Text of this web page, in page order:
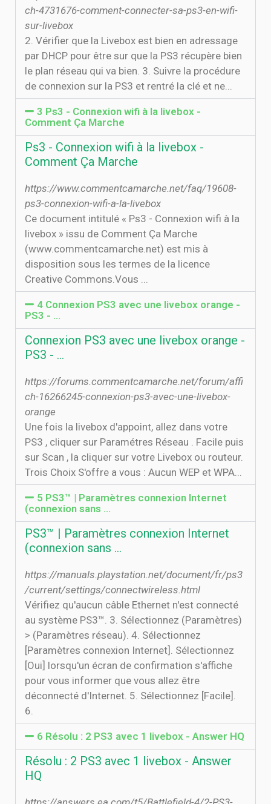
ch-4731676-comment-connecter-sa-ps3-en-wifi-
sur-livebox
2. Vérifier que la Livebox est bien en adressage
par DHCP pour être sur que la PS3 récupère bien
le plan réseau qui va bien. 3. Suivre la procédure
de connexion sur la PS3 et rentré la clé et ne...
3 Ps3 - Connexion wifi à la livebox -
Comment Ça Marche
Ps3 - Connexion wifi à la livebox -
Comment Ça Marche
https://www.commentcamarche.net/faq/19608-
ps3-connexion-wifi-a-la-livebox
Ce document intitulé « Ps3 - Connexion wifi à la
livebox » issu de Comment Ça Marche
(www.commentcamarche.net) est mis à
disposition sous les termes de la licence
Creative Commons.Vous ...
4 Connexion PS3 avec une livebox orange -
PS3 - …
Connexion PS3 avec une livebox orange -
PS3 - …
https://forums.commentcamarche.net/forum/affi
ch-16266245-connexion-ps3-avec-une-livebox-
orange
Une fois la livebox d'appoint, allez dans votre
PS3 , cliquer sur Paramétres Réseau . Facile puis
sur Scan , la cliquer sur votre Livebox ou routeur.
Trois Choix S'offre a vous : Aucun WEP et WPA...
5 PS3™ | Paramètres connexion Internet
(connexion sans …
PS3™ | Paramètres connexion Internet
(connexion sans …
https://manuals.playstation.net/document/fr/ps3
/current/settings/connectwireless.html
Vérifiez qu'aucun câble Ethernet n'est connecté
au système PS3™. 3. Sélectionnez (Paramètres)
> (Paramètres réseau). 4. Sélectionnez
[Paramètres connexion Internet]. Sélectionnez
[Oui] lorsqu'un écran de confirmation s'affiche
pour vous informer que vous allez être
déconnecté d'Internet. 5. Sélectionnez [Facile].
6.
6 Résolu : 2 PS3 avec 1 livebox - Answer HQ
Résolu : 2 PS3 avec 1 livebox - Answer
HQ